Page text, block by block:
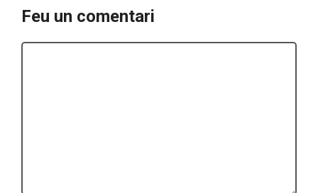
Feu un comentari